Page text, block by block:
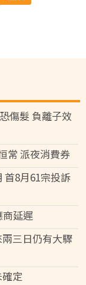
傷髮 負離子效
常 派夜消費券
首8月61宗投訴
延遲
三日仍有大驟
定